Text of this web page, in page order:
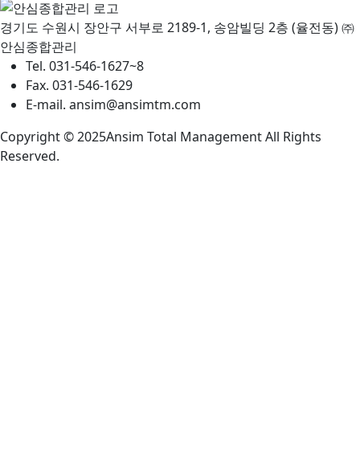
경기도 수원시 장안구 서부로 2189-1, 송암빌딩 2층 (율전동)㈜
안심종합관리
Tel. 031-546-1627~8
Fax. 031-546-1629
E-mail. ansim@ansimtm.com
Copyright © 2025Ansim Total Management All Rights
Reserved.